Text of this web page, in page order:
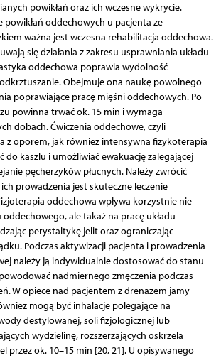
powikłań oraz ich wczesne wykrycie.
oddechowych u pacjenta ze
ważna jest wczesna rehabilitacja oddechowa.
się działania z zakresu usprawniania układu
oddechowa poprawia wydolność
Obejmuje ona naukę powolnego
poprawiające pracę mięśni oddechowych. Po
powinna trwać ok. 15 min i wymaga
dobach. Ćwiczenia oddechowe, czyli
z oporem, jak również intensywna fizykoterapia
kaszlu i umożliwiać ewakuację zalegającej
pęcherzyków płucnych. Należy zwrócić
prowadzenia jest skuteczne leczenie
oddechowa wpływa korzystnie nie
ale takaż na pracę układu
perystaltykę jelit oraz ograniczając
Podczas aktywizacji pacjenta i prowadzenia
należy ją indywidualnie dostosować do stanu
nadmiernego zmęczenia podczas
W opiece nad pacjentem z drenażem jamy
mogą być inhalacje polegające na
destylowanej, soli fizjologicznej lub
wydzielinę, rozszerzających oskrzela
przez ok. 10–15 min [20, 21]. U opisywanego